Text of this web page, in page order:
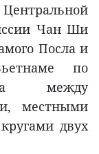
Чан Ши
Посла и
по
между
местными
двух